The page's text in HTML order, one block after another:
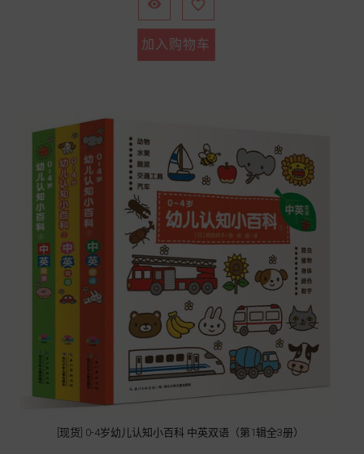
 
加入购物车
[现货] 0-4岁幼儿认知小百科 中英双语（第1辑全3册）